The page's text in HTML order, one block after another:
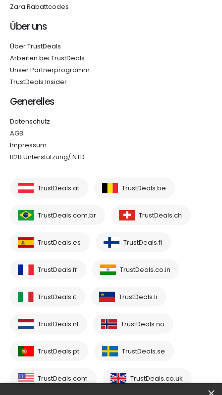
Zara Rabattcodes
Über uns
Über TrustDeals
Arbeiten bei TrustDeals
Unser Partnerprogramm
TrustDeals Insider
Generelles
Datenschutz
AGB
Impressum
B2B Unterstützung/ NTD
TrustDeals.at TrustDeals.be
TrustDeals.com.br TrustDeals.ch
TrustDeals.es TrustDeals.fi
TrustDeals.fr TrustDeals.co.in
TrustDeals.it TrustDeals.li
TrustDeals.nl TrustDeals.no
TrustDeals.pt TrustDeals.se
TrustDeals.com TrustDeals.co.uk